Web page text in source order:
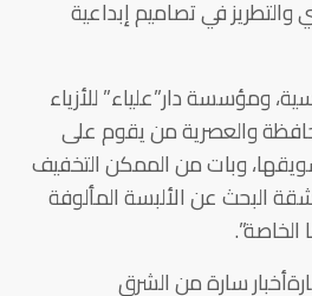
والتطريز في تصاميم إبداعية
ومؤسسة دار”علياء” للأزياء
والعصرية من يقوم على
وبات من الممكن التخفيف
البحث عن الألبسة المألوفة
سارة من الشرق